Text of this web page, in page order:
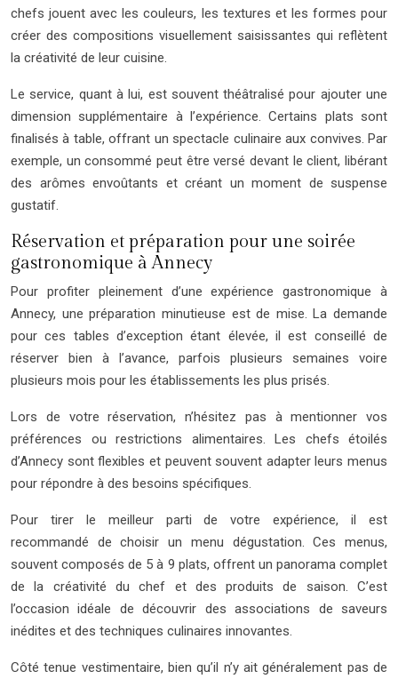
chefs jouent avec les couleurs, les textures et les formes pour
créer des compositions visuellement saisissantes qui reflètent
la créativité de leur cuisine.
Le service, quant à lui, est souvent théâtralisé pour ajouter une
dimension supplémentaire à l’expérience. Certains plats sont
finalisés à table, offrant un spectacle culinaire aux convives. Par
exemple, un consommé peut être versé devant le client, libérant
des arômes envoûtants et créant un moment de suspense
gustatif.
Réservation et préparation pour une soirée
gastronomique à Annecy
Pour profiter pleinement d’une expérience gastronomique à
Annecy, une préparation minutieuse est de mise. La demande
pour ces tables d’exception étant élevée, il est conseillé de
réserver bien à l’avance, parfois plusieurs semaines voire
plusieurs mois pour les établissements les plus prisés.
Lors de votre réservation, n’hésitez pas à mentionner vos
préférences ou restrictions alimentaires. Les chefs étoilés
d’Annecy sont flexibles et peuvent souvent adapter leurs menus
pour répondre à des besoins spécifiques.
Pour tirer le meilleur parti de votre expérience, il est
recommandé de choisir un menu dégustation. Ces menus,
souvent composés de 5 à 9 plats, offrent un panorama complet
de la créativité du chef et des produits de saison. C’est
l’occasion idéale de découvrir des associations de saveurs
inédites et des techniques culinaires innovantes.
Côté tenue vestimentaire, bien qu’il n’y ait généralement pas de